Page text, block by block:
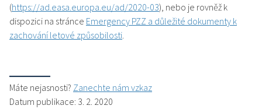
(https://ad.easa.europa.eu/ad/2020-03), nebo je rovněž k
dispozici na stránce Emergency PZZ a důležité dokumenty k
zachování letové způsobilosti.
Máte nejasnosti? Zanechte nám vzkaz
Datum publikace: 3. 2. 2020